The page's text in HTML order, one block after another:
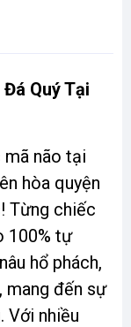
Quý Tại
mã não tại
hòa quyện
Từng chiếc
100% tự
hổ phách,
mang đến sự
Với nhiều